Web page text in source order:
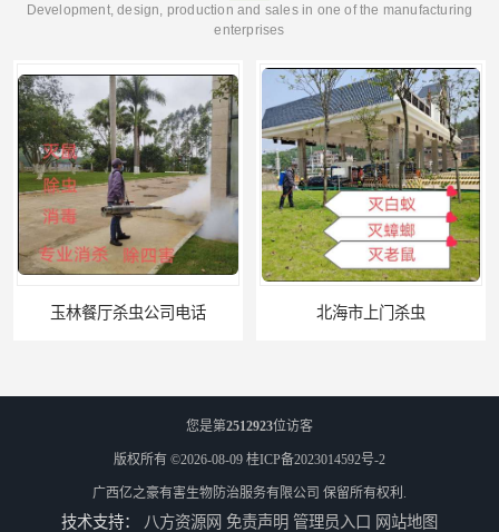
Development, design, production and sales in one of the manufacturing
enterprises
北海市上门杀虫
您是第2512923位访客
版权所有 ©2026-08-09 桂ICP备2023014592号-2
广西亿之豪有害生物防治服务有限公司 保留所有权利.
技术支持： 八方资源网 免责声明 管理员入口 网站地图